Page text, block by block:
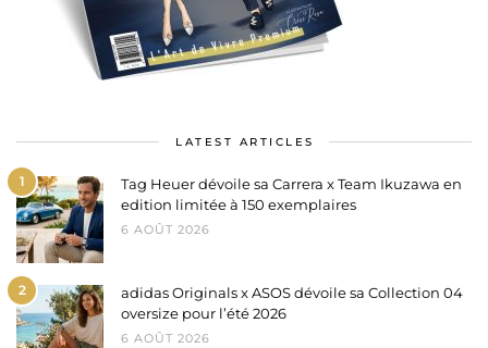
LATEST ARTICLES
1
Tag Heuer dévoile sa Carrera x Team Ikuzawa en
edition limitée à 150 exemplaires
6 AOÛT 2026
2
adidas Originals x ASOS dévoile sa Collection 04
oversize pour l’été 2026
6 AOÛT 2026